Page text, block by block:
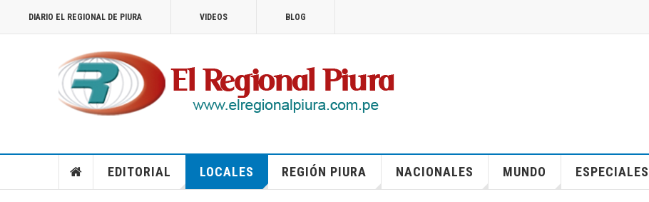
DIARIO EL REGIONAL DE PIURA VIDEOS BLOG
EDITORIAL LOCALES REGIÓN PIURA NACIONALES MUNDO ESPECIALES